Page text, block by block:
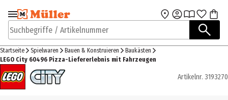
Zur Navigation
springen
Zum Hauptinhalt
Suchbegriffe / Artikelnummer
Startseite Spielwaren Bauen & Konstruieren
Baukästen
LEGO City 60496 Pizza-Liefererlebnis mit Fahrzeugen
Artikelnr. 3193270